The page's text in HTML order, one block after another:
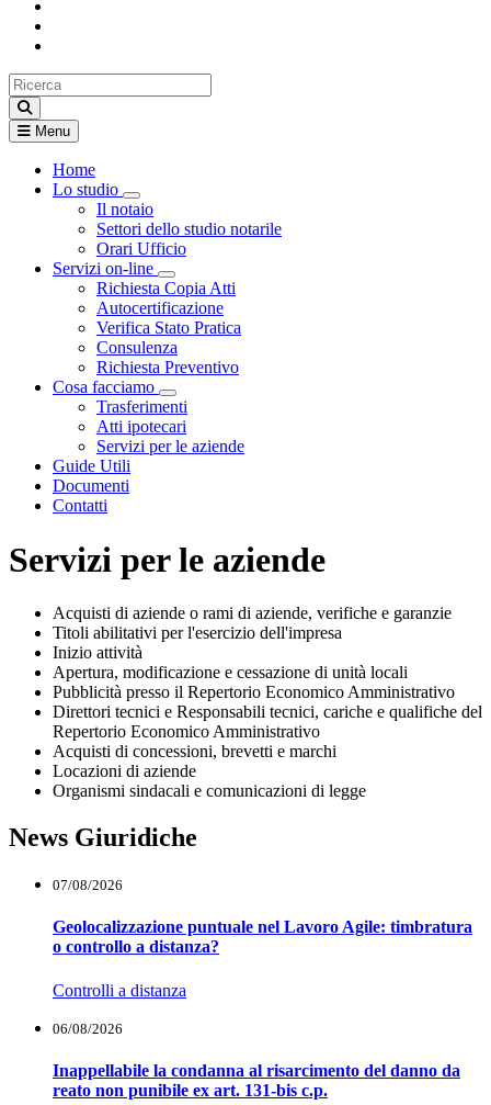
Menu
Home
Lo studio
Visualizza menù di secondo livello
Il notaio
Settori dello studio notarile
Orari Ufficio
Servizi on-line
Visualizza menù di secondo livello
Richiesta Copia Atti
Autocertificazione
Verifica Stato Pratica
Consulenza
Richiesta Preventivo
Cosa facciamo
Visualizza menù di secondo livello
Trasferimenti
Atti ipotecari
Servizi per le aziende
Guide Utili
Documenti
Contatti
Servizi per le aziende
Acquisti di aziende o rami di aziende, verifiche e garanzie
Titoli abilitativi per l'esercizio dell'impresa
Inizio attività
Apertura, modificazione e cessazione di unità locali
Pubblicità presso il Repertorio Economico Amministrativo
Direttori tecnici e Responsabili tecnici, cariche e qualifiche del
Repertorio Economico Amministrativo
Acquisti di concessioni, brevetti e marchi
Locazioni di aziende
Organismi sindacali e comunicazioni di legge
News Giuridiche
07/08/2026
Geolocalizzazione puntuale nel Lavoro Agile: timbratura
o controllo a distanza?
Controlli a distanza
06/08/2026
Inappellabile la condanna al risarcimento del danno da
reato non punibile ex art. 131-bis c.p.